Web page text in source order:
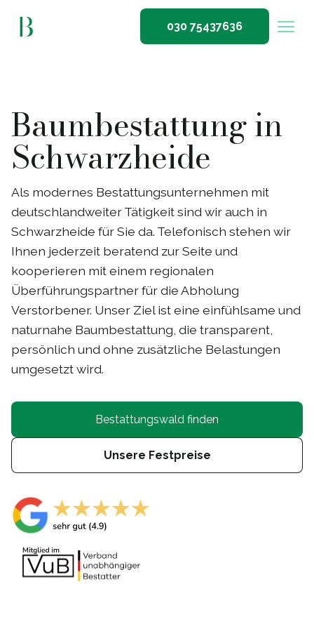
030 75437636
Baumbestattung in
Schwarzheide
Als modernes Bestattungsunternehmen mit
deutschlandweiter Tätigkeit sind wir auch in
Schwarzheide für Sie da. Telefonisch stehen wir
Ihnen jederzeit beratend zur Seite und
kooperieren mit einem regionalen
Überführungspartner für die Abholung
Verstorbener. Unser Ziel ist eine einfühlsame und
naturnahe Baumbestattung, die transparent,
persönlich und ohne zusätzliche Belastungen
umgesetzt wird.
Bestattungswald finden
Unsere Festpreise